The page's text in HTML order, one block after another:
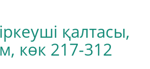
қалтасы,
көк 217-312